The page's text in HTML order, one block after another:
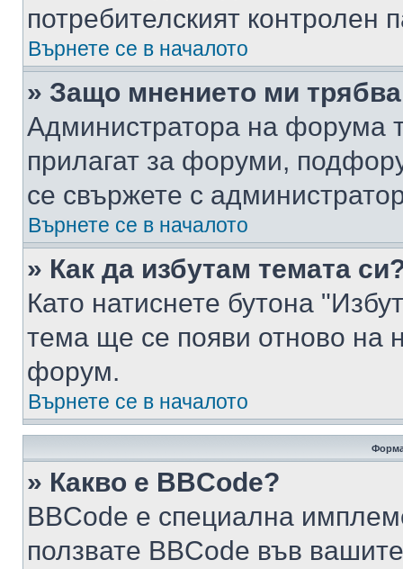
потребителският контролен
Върнете се в началото
» Защо мнението ми
Администратора на форума
прилагат за форуми,
се свържете с
Върнете се в началото
» Как да избутам темата
Като натиснете бутона
тема ще се появи отново на
форум.
Върнете се в началото
» Какво е BBCode?
BBCode е специална
ползвате BBCode във